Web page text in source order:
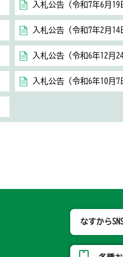
入札公告（令和7年6月19
入札公告（令和7年2月14
入札公告（令和6年12月
入札公告（令和6年10月7
なすから